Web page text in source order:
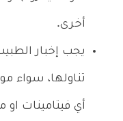
أخرى.
يجب إخبار
تناولها، سواء
أي فيتامينات